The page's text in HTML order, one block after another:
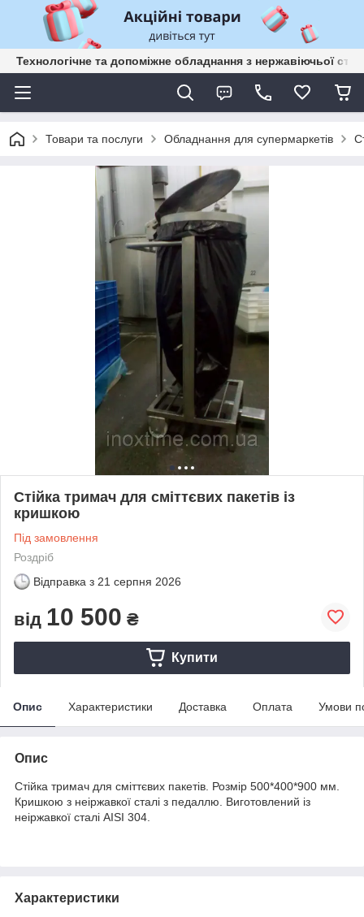
Технологічне та допоміжне обладнання з нержавіючьої
Товари та послуги Обладнання для супермаркетів
Стійка тримач для сміттєвих пакетів із
кришкою
Під замовлення
Роздріб
Відправка з 21 серпня 2026
від 10 500 ₴
Купити
Опис Характеристики Доставка Оплата Умови
Опис
Стійка тримач для сміттєвих пакетів. Розмір 500*400*900 мм.
Кришкою з неіржавкої сталі з педаллю. Виготовлений із
неіржавкої сталі AISI 304.
Характеристики